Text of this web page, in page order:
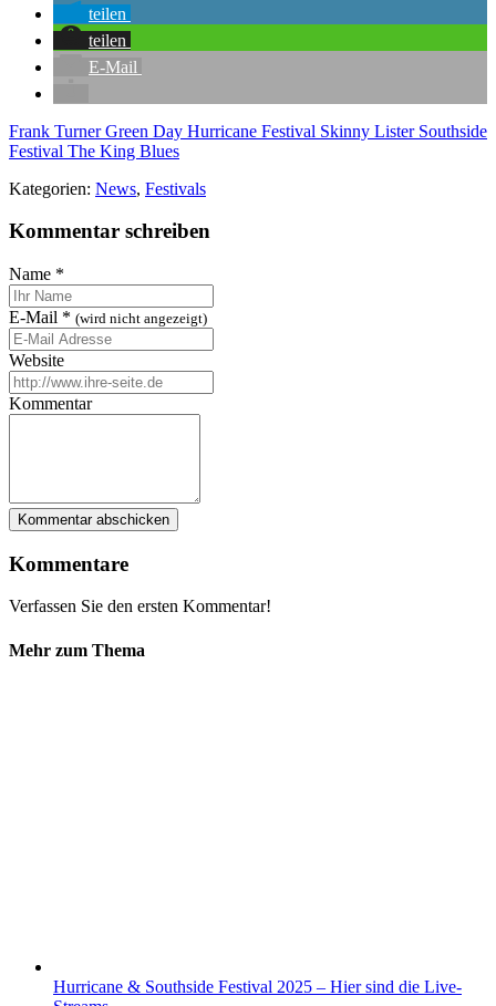
teilen
teilen
E-Mail
Frank TurnerGreen Day Hurricane Festival Skinny ListerSouthside
Festival The King Blues
Kategorien: News, Festivals
Kommentar schreiben
Name *
E-Mail * (wird nicht angezeigt)
Website
Kommentar
Kommentare
Verfassen Sie den ersten Kommentar!
Mehr zum Thema
Hurricane & Southside Festival 2025 – Hier sind die Live-